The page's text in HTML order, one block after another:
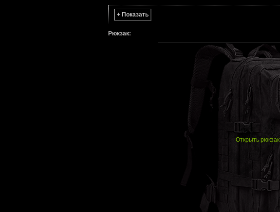
+ Показать
Рюкзак:
Открыть рюкзак